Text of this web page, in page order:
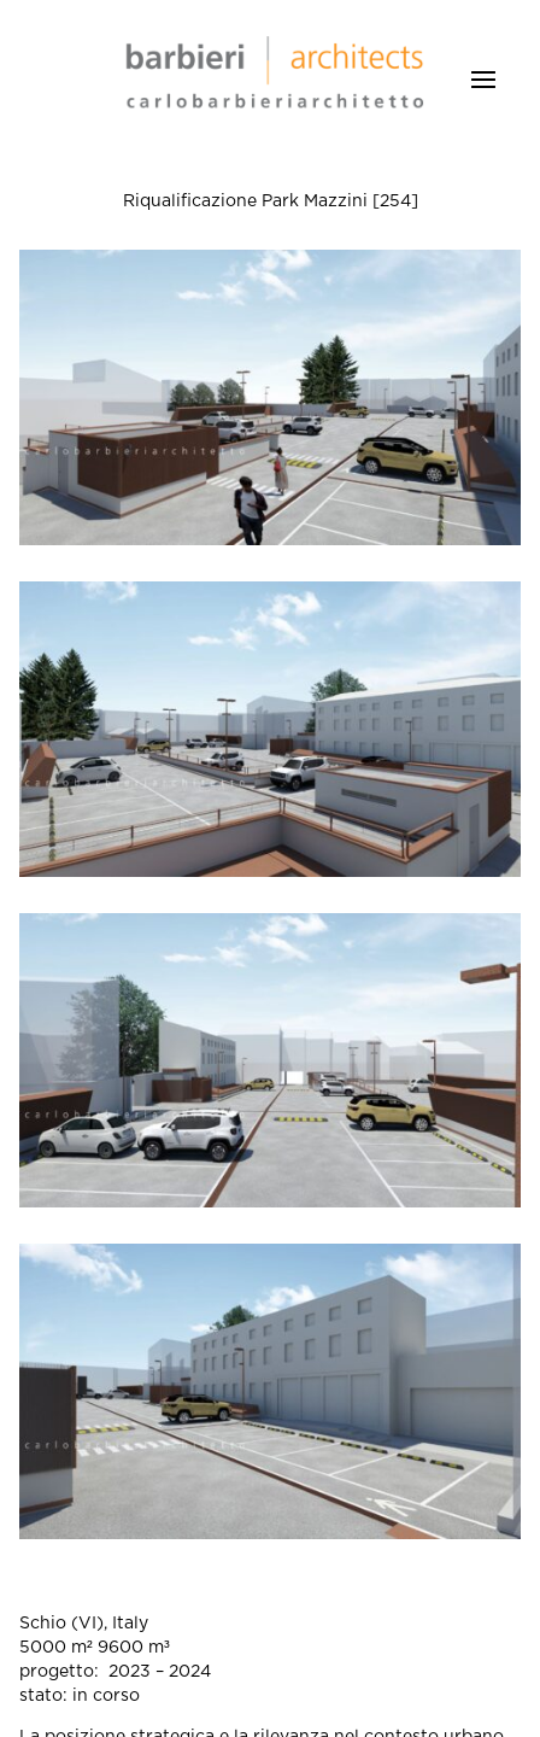
Riqualificazione Park Mazzini [254]
​Schio (VI), Italy
5000 m² 9600 m³
progetto: 2023 – 2024
stato: in corso